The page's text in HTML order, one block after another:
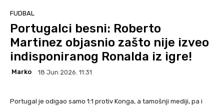
FUDBAL
Portugalci besni: Roberto
Martinez objasnio zašto nije izveo
indisponiranog Ronalda iz igre!
Marko 18 Jun 2026. 11:31
Portugal je odigao samo 1:1 protiv Konga, a tamošnji mediji, pa i